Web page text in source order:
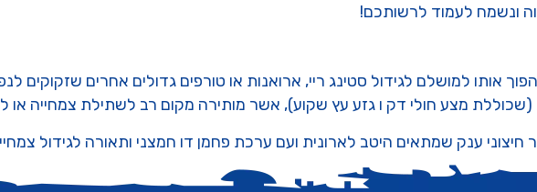
ונשמח לעמוד לרשותכם!
אותו למושלם לגידול סטינג ריי, ארואנות או טורפים גדולים אחרים שזקוקים
(שכוללת מצע חולי דק ו גזע עץ שקוע), אשר מותירה מקום רב לשתילת צמחייה
חיצוני ענק שמתאים היטב לארונית ועם ערכת פחמן דו חמצני ותאורה לגידול